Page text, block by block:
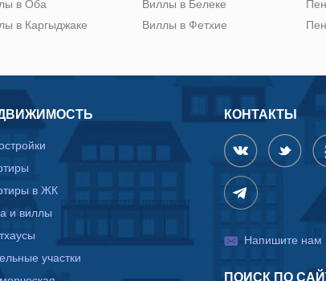
в Оба
в Каргыджаке
Виллы в Белеке
Виллы в Фетхие
в ЖК
и виллы
участки
КОНТАКТЫ
Напишите нам
ПОИСК ПО